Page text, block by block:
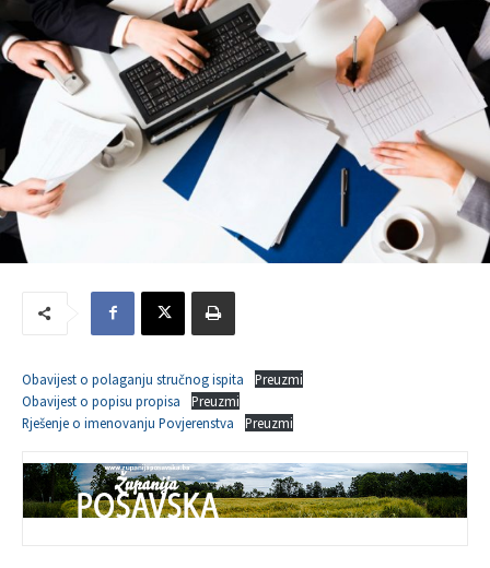
Obavijest o polaganju stručnog ispita
Preuzmi
Obavijest o popisu propisa
Preuzmi
Rješenje o imenovanju Povjerenstva
Preuzmi